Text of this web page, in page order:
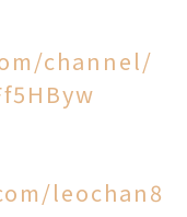
channel/
leochan8